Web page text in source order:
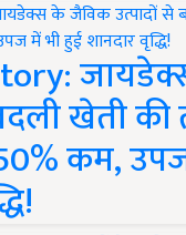
खेती की
कम,